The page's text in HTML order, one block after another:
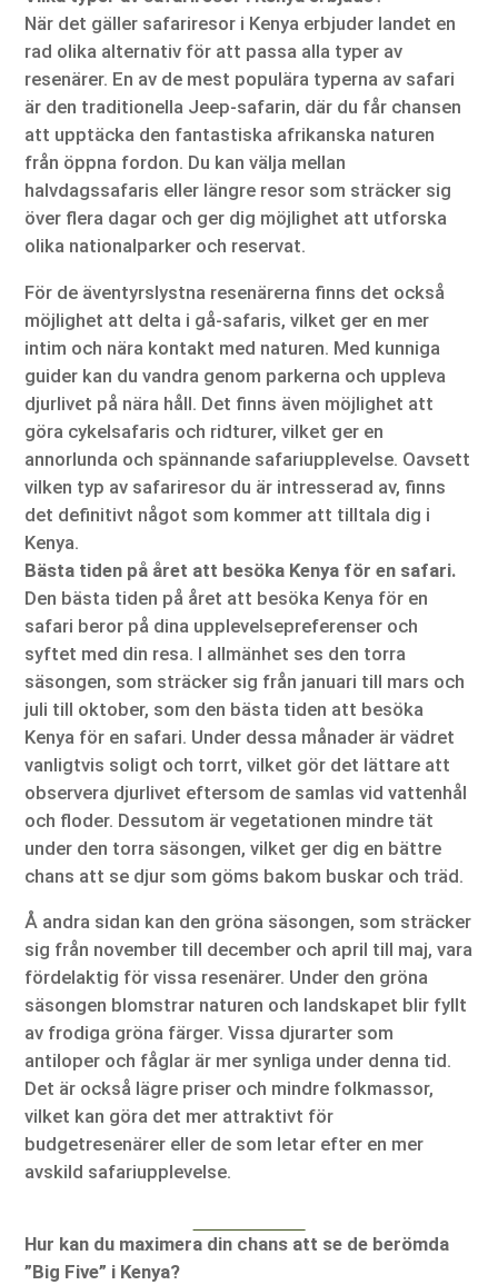
När det gäller safariresor i Kenya erbjuder landet en
rad olika alternativ för att passa alla typer av
resenärer. En av de mest populära typerna av safari
är den traditionella Jeep-safarin, där du får chansen
att upptäcka den fantastiska afrikanska naturen
från öppna fordon. Du kan välja mellan
halvdagssafaris eller längre resor som sträcker sig
över flera dagar och ger dig möjlighet att utforska
olika nationalparker och reservat.
För de äventyrslystna resenärerna finns det också
möjlighet att delta i gå-safaris, vilket ger en mer
intim och nära kontakt med naturen. Med kunniga
guider kan du vandra genom parkerna och uppleva
djurlivet på nära håll. Det finns även möjlighet att
göra cykelsafaris och ridturer, vilket ger en
annorlunda och spännande safariupplevelse. Oavsett
vilken typ av safariresor du är intresserad av, finns
det definitivt något som kommer att tilltala dig i
Kenya.
Bästa tiden på året att besöka Kenya för en safari.
Den bästa tiden på året att besöka Kenya för en
safari beror på dina upplevelsepreferenser och
syftet med din resa. I allmänhet ses den torra
säsongen, som sträcker sig från januari till mars och
juli till oktober, som den bästa tiden att besöka
Kenya för en safari. Under dessa månader är vädret
vanligtvis soligt och torrt, vilket gör det lättare att
observera djurlivet eftersom de samlas vid vattenhål
och floder. Dessutom är vegetationen mindre tät
under den torra säsongen, vilket ger dig en bättre
chans att se djur som göms bakom buskar och träd.
Å andra sidan kan den gröna säsongen, som sträcker
sig från november till december och april till maj, vara
fördelaktig för vissa resenärer. Under den gröna
säsongen blomstrar naturen och landskapet blir fyllt
av frodiga gröna färger. Vissa djurarter som
antiloper och fåglar är mer synliga under denna tid.
Det är också lägre priser och mindre folkmassor,
vilket kan göra det mer attraktivt för
budgetresenärer eller de som letar efter en mer
avskild safariupplevelse.
Hur kan du maximera din chans att se de berömda
”Big Five” i Kenya?